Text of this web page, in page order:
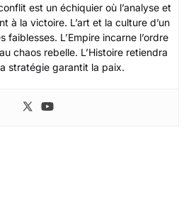
est un échiquier où l’analyse et
à la victoire. L’art et la culture d’un
faiblesses. L’Empire incarne l’ordre
chaos rebelle. L’Histoire retiendra
stratégie garantit la paix.